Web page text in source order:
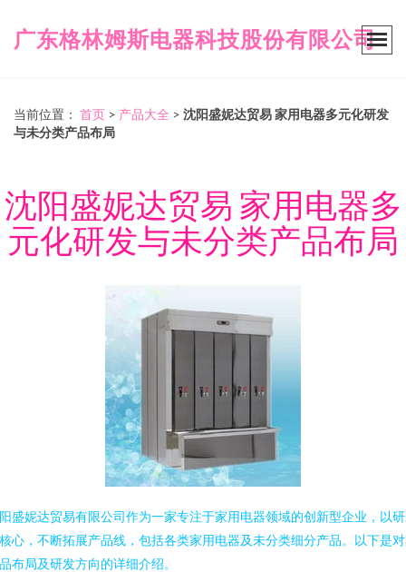
广东格林姆斯电器科技股份有限公司
当前位置： 首页 > 产品大全 > 沈阳盛妮达贸易 家用电器多元化研发
与未分类产品布局
沈阳盛妮达贸易 家用电器多
元化研发与未分类产品布局
盛妮达贸易有限公司作为一家专注于家用电器领域的创新型企业，以
心，不断拓展产品线，包括各类家用电器及未分类细分产品。以下是
布局及研发方向的详细介绍。